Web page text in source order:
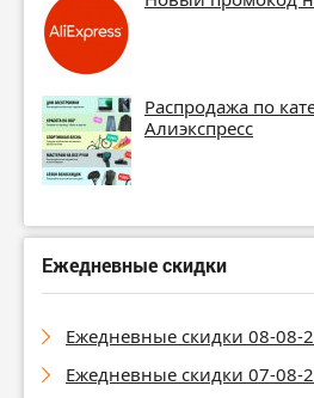
Распродажа по
Алиэкспресс
Ежедневные скидки
Ежедневные скидки 08-08-
Ежедневные скидки 07-08-